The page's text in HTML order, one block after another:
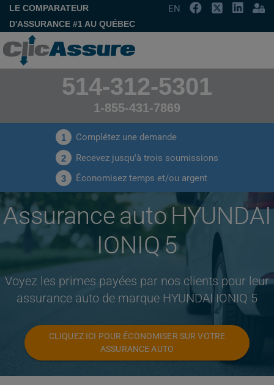
LE COMPARATEUR
D'ASSURANCE #1 AU QUÉBEC
EN
514-312-5301
1-855-431-7869
1 Complétez une demande
2 Recevez jusqu'à trois soumissions
3 Économisez temps et/ou argent
Assurance auto HYUNDAI
IONIQ 5
Voyez les primes payées par nos clients pour leur
assurance auto de marque HYUNDAI IONIQ 5
CLIQUEZ ICI POUR ÉCONOMISER SUR VOTRE
ASSURANCE AUTO